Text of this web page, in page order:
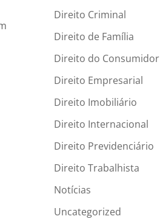
Direito Criminal
Direito de Família
Direito do Consumidor
Direito Empresarial
Direito Imobiliário
Direito Internacional
Direito Previdenciário
Direito Trabalhista
Notícias
Uncategorized